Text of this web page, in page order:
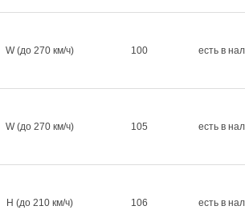
W (до 270 км/ч) 100 есть в
W (до 270 км/ч) 105 есть в
H (до 210 км/ч) 106 есть в